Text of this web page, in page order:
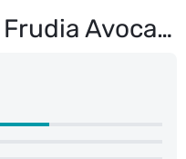
Frudia Avocado Cica Dudak Balmı 10 ml